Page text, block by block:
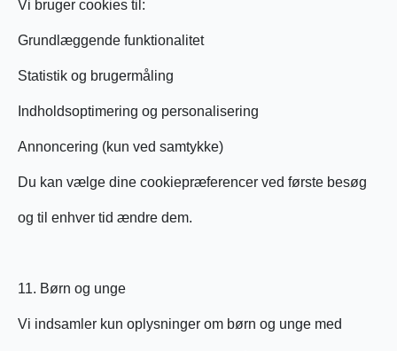
Vi bruger cookies til:
Grundlæggende funktionalitet
Statistik og brugermåling
Indholdsoptimering og personalisering
Annoncering (kun ved samtykke)
Du kan vælge dine cookiepræferencer ved første besøg
og til enhver tid ændre dem.
11. Børn og unge
Vi indsamler kun oplysninger om børn og unge med